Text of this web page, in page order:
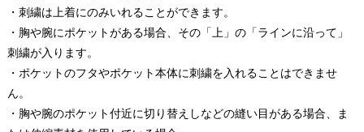
・刺繍は上着にのみいれることができます。
・胸や腕にポケットがある場合、その「上」の「ラインに沿って」
刺繍が入ります。
・ポケットのフタやポケット本体に刺繍を入れることはできませ
ん。
・胸や腕のポケット付近に切り替えしなどの縫い目がある場合、ま